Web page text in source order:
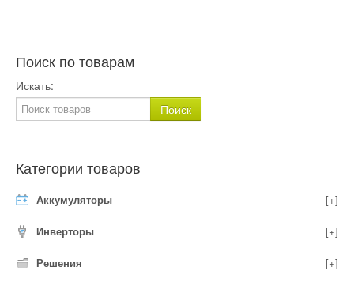
Поиск по товарам
Искать:
Категории товаров
Аккумуляторы [+]
Инверторы [+]
Решения [+]